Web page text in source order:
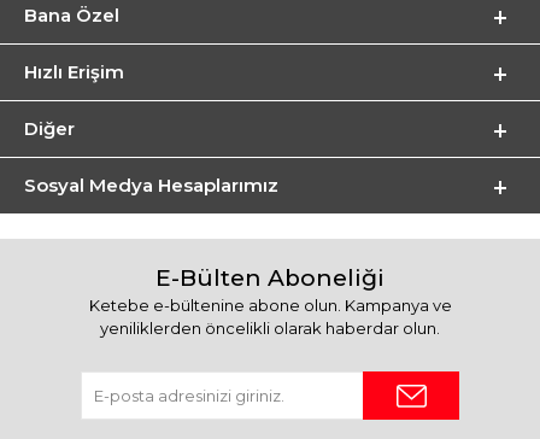
Bana Özel
Hızlı Erişim
Diğer
Sosyal Medya Hesaplarımız
E-Bülten Aboneliği
Ketebe e-bültenine abone olun. Kampanya ve
yeniliklerden öncelikli olarak haberdar olun.